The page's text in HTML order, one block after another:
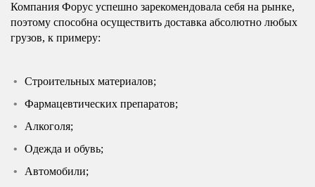
Компания Форус успешно зарекомендовала себя на рынке,
поэтому способна осуществить доставка абсолютно любых
грузов, к примеру:
Строительных материалов;
Фармацевтических препаратов;
Алкоголя;
Одежда и обувь;
Автомобили;